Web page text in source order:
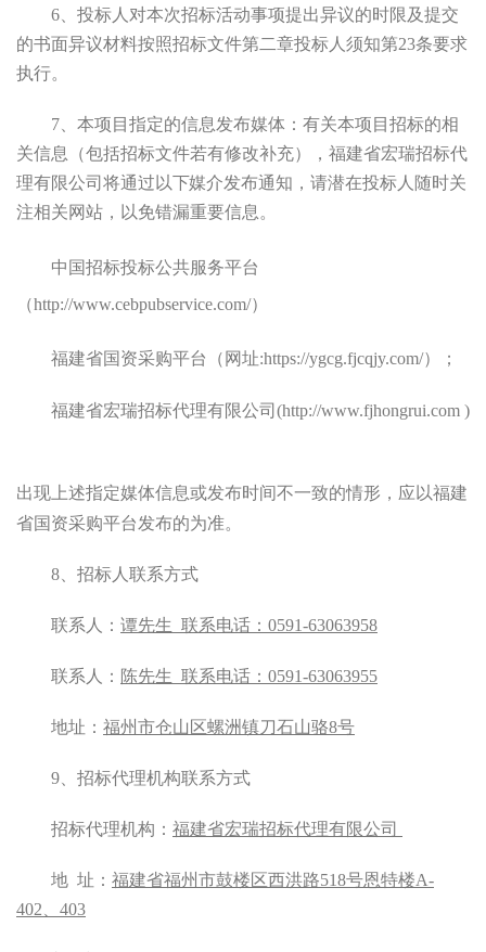
6 、投标人对本次招标活动事项提出异议的时限及提交
的书面异议材料按照招标文件第二章投标人须知第23条要求
执行。
7 本项目指定的信息发布媒体： 有关本项目招标的相
关信息
（包括招标文件若有修改补充） ， 福建省宏瑞招标代
理有限公司将通过以下媒介发布通知， 请潜在投标人随时关
注相关网站 ， 以免错漏重要信息。
中国招标投标公共服务平台
（http://www.cebpubservice.com/）
福建省国资采购平台（网址:https://ygcg.fjcqjy.com/）；
福建省宏瑞招标代理有限公司 (http://www.fjhongrui.com )
出现上述指定媒体信息或发布时间不一致的情形，应以福建
省国资采购平台发布的为准。
8 招标人联系方式
联系人： 谭先生 联系电话： 0591-63063958
联系人： 陈先生 联系电话： 0591-63063955
地址： 福州市仓山区螺洲镇刀石山骆8号
9 、招标代理机构联系方式
招标代理机构： 福建省宏瑞招标代理有限公司
地 址： 福建省福州市鼓楼区西洪路518号恩特楼A-
402
403